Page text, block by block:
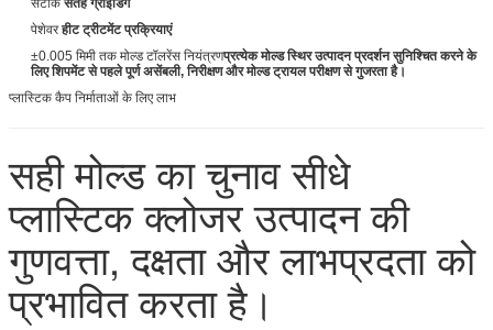
सटीक सतह ग्राइंडिंग
पेशेवरहीट ट्रीटमेंट प्रक्रियाएं
±0.005 मिमी तक मोल्ड टॉलरेंस नियंत्रणप्रत्येक मोल्ड स्थिर उत्पादन प्रदर्शन सुनिश्चित करने के
लिए शिपमेंट से पहले पूर्ण असेंबली, निरीक्षण और मोल्ड ट्रायल परीक्षण से गुजरता है।
प्लास्टिक कैप निर्माताओं के लिए लाभ
सही मोल्ड का चुनाव सीधे
प्लास्टिक क्लोजर उत्पादन की
गुणवत्ता, दक्षता और लाभप्रदता को
प्रभावित करता है।